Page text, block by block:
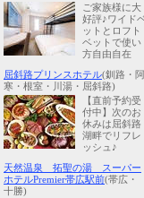
ご家族様に大
好評♪ワイド
ットとロフト
ベットで使い
方自由自在
屈斜路プリンスホテル(釧路・阿
寒・根室・川湯・屈斜路)
【直前予約受
付中】次のお
休みは屈斜路
湖畔でリフレ
ッシュ♪
天然温泉 拓聖の湯 スーパー
ホテルPremier帯広駅前(帯広・
十勝)